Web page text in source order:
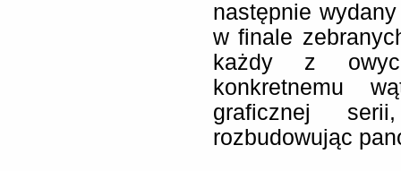
następnie
w finale
każdy z
konkretnemu
graficznej
rozbudowując